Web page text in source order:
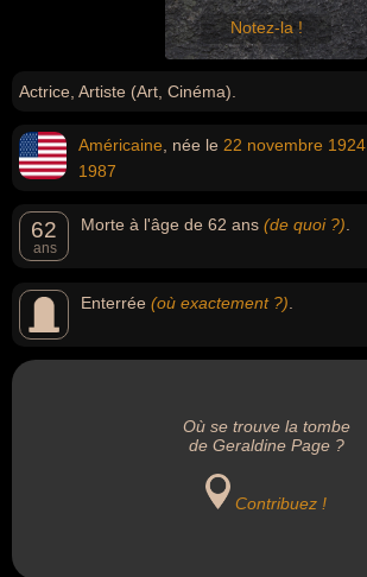
Notez-la !
Actrice, Artiste (Art, Cinéma).
Américaine , née le 22 novembre 1924
1987
62
ans
Morte à l'âge de 62 ans (de quoi ?)
Enterrée (où exactement ?)
Où se trouve la tombe
de Geraldine Page ?
Contribuez !